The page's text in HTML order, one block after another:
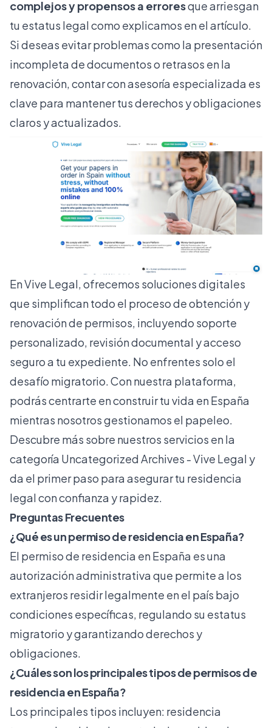
complejos y propensos a erroresque arriesgan
tu estatus legal como explicamos en el artículo.
Si deseas evitar problemas como la presentación
incompleta de documentos o retrasos en la
renovación, contar con asesoría especializada es
clave para mantener tus derechos y obligaciones
claros y actualizados.
EnVive Legal, ofrecemos soluciones digitales
que simplifican todo el proceso de obtención y
renovación de permisos, incluyendo soporte
personalizado, revisión documental y acceso
seguro a tu expediente. No enfrentes solo el
desafío migratorio. Con nuestra plataforma,
podrás centrarte en construir tu vida en España
mientras nosotros gestionamos el papeleo.
Descubre más sobre nuestros servicios en la
categoría Uncategorized Archives - Vive Legal y
da el primer paso para asegurar tu residencia
legal con confianza y rapidez.
Preguntas Frecuentes
¿Qué es un permiso de residencia en España?
El permiso de residencia en España es una
autorización administrativa que permite a los
extranjeros residir legalmente en el país bajo
condiciones específicas, regulando su estatus
migratorio y garantizando derechos y
obligaciones.
¿Cuáles son los principales tipos de permisos de
residencia en España?
Los principales tipos incluyen: residencia